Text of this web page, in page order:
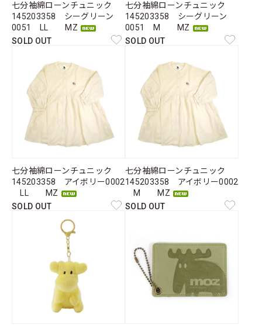
七分袖綿ローンチュニック
145203358 シーグリーン
0051 LL MZ
SOLD OUT
七分袖綿ローンチュニック
145203358 シーグリーン
0051 M MZ
SOLD OUT
七分袖綿ローンチュニック
145203358 アイボリー0002
LL MZ
SOLD OUT
七分袖綿ローンチュニック
145203358 アイボリー0002
M MZ
SOLD OUT